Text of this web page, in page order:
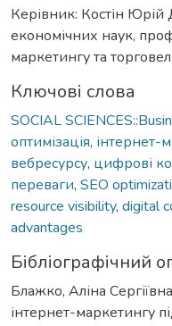
Керівник: Костін
економічних наук,
маркетингу та
Ключові слова
SOCIAL
оптимізація, інтернет-
вебресурсу, цифрові
переваги, SEO
resource visibility, digital
advantages
Бібліографічний
Блажко, Аліна
інтернет-маркетингу